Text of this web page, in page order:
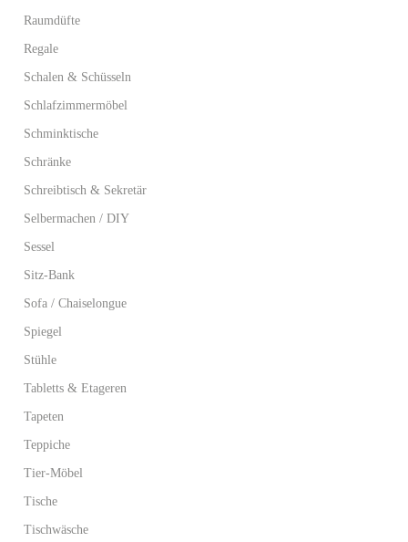
Raumdüfte
Regale
Schalen & Schüsseln
Schlafzimmermöbel
Schminktische
Schränke
Schreibtisch & Sekretär
Selbermachen / DIY
Sessel
Sitz-Bank
Sofa / Chaiselongue
Spiegel
Stühle
Tabletts & Etageren
Tapeten
Teppiche
Tier-Möbel
Tische
Tischwäsche